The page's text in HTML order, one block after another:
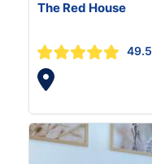
The Red House
49.5